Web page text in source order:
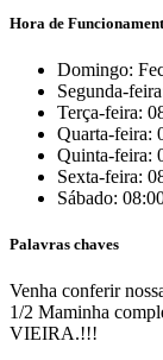
Hora de
Domingo:
Segunda-
Terça-feira:
Quarta-feira:
Quinta-feira:
Sexta-feira:
Sábado:
Palavras chaves
Venha conferir
1/2 Maminha
VIEIRA.!!!